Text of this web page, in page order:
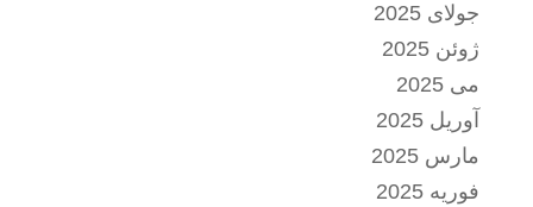
جولای 2025
ژوئن 2025
می 2025
آوریل 2025
مارس 2025
فوریه 2025